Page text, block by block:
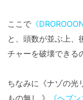
ここで 《
と、頭数が並ぶ上、
チャーを破壊できる
ちなみに《ナゾの光